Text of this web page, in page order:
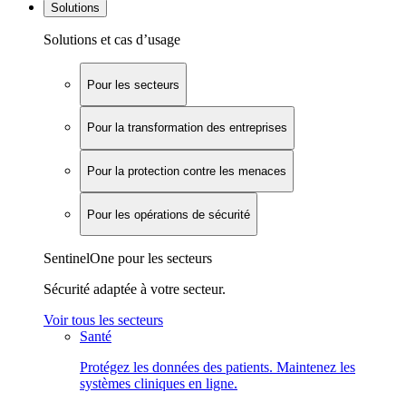
Solutions
Solutions et cas d’usage
Pour les secteurs
Pour la transformation des entreprises
Pour la protection contre les menaces
Pour les opérations de sécurité
SentinelOne pour les secteurs
Sécurité adaptée à votre secteur.
Voir tous les secteurs
Santé
Protégez les données des patients. Maintenez les
systèmes cliniques en ligne.